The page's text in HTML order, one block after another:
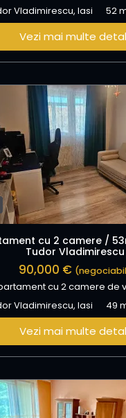
Vladimirescu, Iasi
52
Vezi mai multe
cu 2 camere /
Tudor Vladimirescu
90,000 €
cu 2 camere de
Vladimirescu, Iasi
49
Vezi mai multe